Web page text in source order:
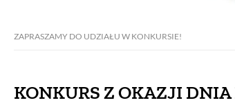
ZAPRASZAMY DO UDZIAŁU W KONKURSIE!
KONKURS Z OKAZJI DNIA